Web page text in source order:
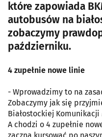
które zapowiada
autobusów na
zobaczymy
październiku.
4 zupełnie nowe linie
- Wprowadzimy to na
Zobaczymy jak się
Białostockiej Komunikacji
A chodzi o 4 zupełnie
zaczną kursować po